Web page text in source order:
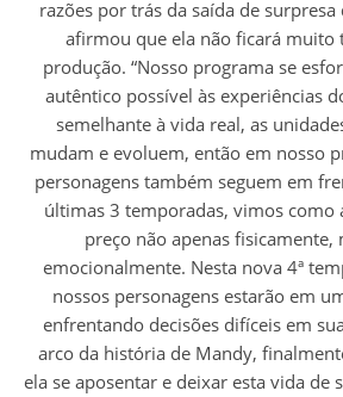
razões por trás da saída de surpresa
afirmou que ela não ficará muito
produção. “Nosso programa se
autêntico possível às experiências
semelhante à vida real, as
mudam e evoluem, então em nosso
personagens também seguem em
últimas 3 temporadas, vimos como
preço não apenas fisicamente,
emocionalmente. Nesta nova 4ª
nossos personagens estarão em
enfrentando decisões difíceis em
arco da história de Mandy,
ela se aposentar e deixar esta vida de